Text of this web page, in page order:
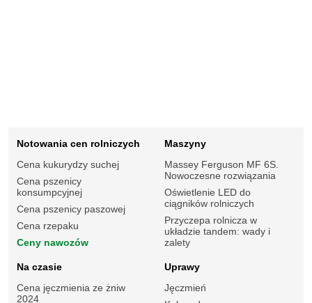
Notowania cen rolniczych
Cena kukurydzy suchej
Cena pszenicy
konsumpcyjnej
Cena pszenicy paszowej
Cena rzepaku
Ceny nawozów
Maszyny
Massey Ferguson MF 6S.
Nowoczesne rozwiązania
Oświetlenie LED do
ciągników rolniczych
Przyczepa rolnicza w
układzie tandem: wady i
zalety
Na czasie
Cena jęczmienia ze żniw
2024
Uprawy
Jęczmień